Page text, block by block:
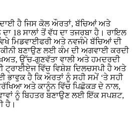
ਦਾਈ ਹੈ ਜਿਸ ਕੋਲ ਔਰਤਾਂ, ਬੱਚਿਆਂ ਅਤੇ
ਦਾ 18 ਸਾਲਾਂ ਤੋਂ ਵੱਧ ਦਾ ਤਜਰਬਾ ਹੈ। ਰਾਇਲ
ਮਿਡਵਾਈਫਰੀ ਅਤੇ ਨਵਜੰਮੇ ਬੱਚਿਆਂ ਦੀ
ਬਣਾਉਣ ਲਈ ਕੰਮ ਦੀ ਅਗਵਾਈ ਕਰਦੀ
ਉੱਚ-ਗੁਣਵੱਤਾ ਵਾਲੀ ਅਤੇ ਹਮਦਰਦੀ
ਟ੍ਰਾਈਏਜ ਵਿੱਚ ਵਿਸ਼ੇਸ਼ ਦਿਲਚਸਪੀ ਹੈ ਅਤੇ
ਹੈ ਕਿ ਔਰਤਾਂ ਨੂੰ ਸਹੀ ਸਮੇਂ ‘ਤੇ ਸਹੀ
ਅਤੇ ਕਾਨੂੰਨ ਵਿੱਚ ਪਿਛੋਕੜ ਦੇ ਨਾਲ,
ਨੂੰ ਬਿਹਤਰ ਬਣਾਉਣ ਲਈ ਇੱਕ ਸਪਸ਼ਟ,
ਹੈ।